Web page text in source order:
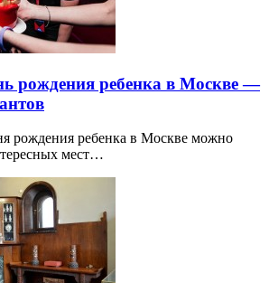
рождения ребенка в Москве —
рождения ребенка в Москве можно
мест…